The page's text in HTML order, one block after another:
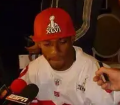
הסלסה שלו לאחר כל